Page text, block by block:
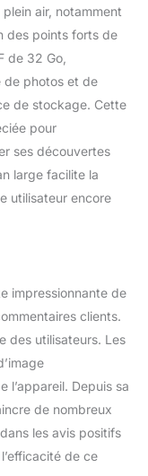
】Taille:
pouces /
Poids: 1,68
8 piles
ou une
TF:
(inclus); Les
sangle de
de
avec
numérique
LCD TFT
31 mm, offre
un
sensible
air, notamment
des points forts de
de 32 Go,
de photos et de
de stockage. Cette
pour
ses découvertes
large facilite la
utilisateur encore
impressionnante de
clients.
des utilisateurs. Les
l’appareil. Depuis sa
de nombreux
les avis positifs
de ce